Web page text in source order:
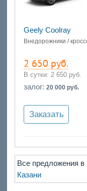
Geely Coolray
Внедорожники /
2 650 руб.
В сутки: 2 650 руб.
залог:20 000 руб.
Заказать
Все предложения в
Казани